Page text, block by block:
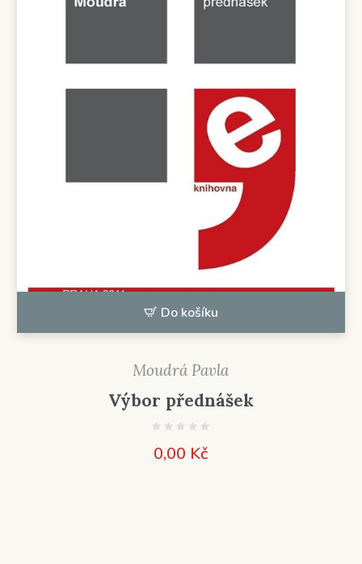
Do košíku
Moudrá Pavla
Výbor přednášek
0,00 Kč